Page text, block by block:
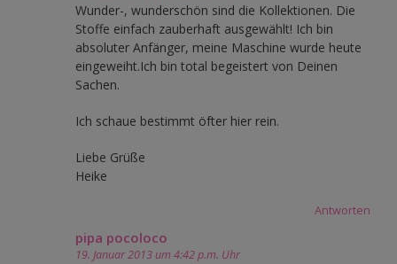
Wunder-, wunderschön sind die Kollektionen. Die
Stoffe einfach zauberhaft ausgewählt! Ich bin
absoluter Anfänger, meine Maschine wurde heute
eingeweiht.Ich bin total begeistert von Deinen
Sachen.
Ich schaue bestimmt öfter hier rein.
Liebe Grüße
Heike
Antworten
pipa pocoloco
19. Januar 2013 um 4:42 p.m. Uhr